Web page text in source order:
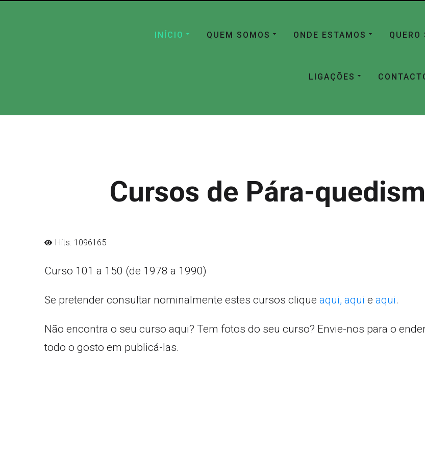
INÍCIO QUEM SOMOS ONDE ESTAMOS QUERO
LIGAÇÕES
Cursos de Pára-
Hits: 1096165
Curso 101 a 150 (de 1978 a 1990)
Se pretender consultar nominalmente estes cursos clique aqui, aqui e aqui.
Não encontra o seu curso aqui? Tem fotos do seu curso? Envie-nos para o
todo o gosto em publicá-las.